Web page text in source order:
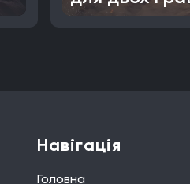
Навігація
Головна